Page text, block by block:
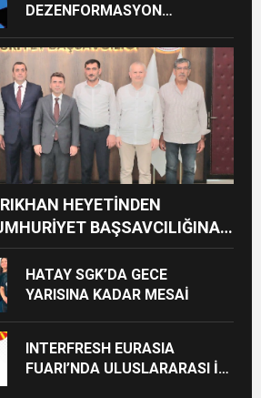
DEZENFORMASYON
CEZAİ SÜREÇ BAŞLATILDI”
HEYETİNDEN
BAŞSAVCILIĞINA
HATAY SGK’DA GECE
YARISINA KADAR MESAİ
INTERFRESH EURASIA
FUARI’NDA ULUSLARARASI İŞ